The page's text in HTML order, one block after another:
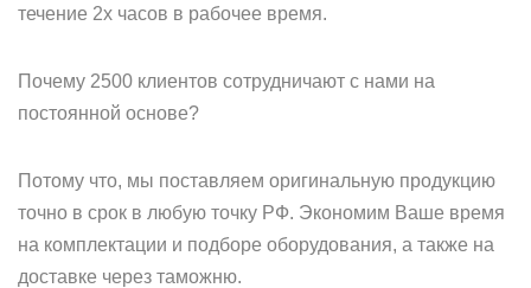
течение 2х часов в рабочее время.
Почему 2500 клиентов сотрудничают с нами на
постоянной основе?
Потому что, мы поставляем оригинальную продукцию
точно в срок в любую точку РФ. Экономим Ваше время
на комплектации и подборе оборудования, а также на
доставке через таможню.